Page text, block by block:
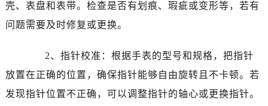
壳、表盘和表带。检查是否有划痕、瑕疵或变形等，若有
问题需要及时修复或更换。
2、指针校准：根据手表的型号和规格，把指针
放置在正确的位置，确保指针能够自由旋转且不卡顿。若
发现指针位置不正确，可以调整指针的轴心或更换指针。